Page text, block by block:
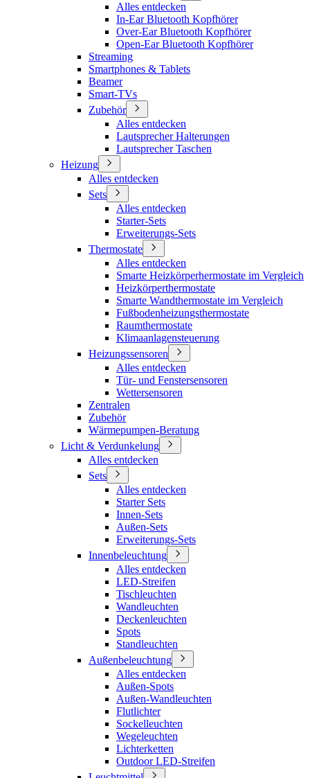
Alles entdecken
In-Ear Bluetooth Kopfhörer
Over-Ear Bluetooth Kopfhörer
Open-Ear Bluetooth Kopfhörer
Streaming
Smartphones & Tablets
Beamer
Smart-TVs
Zubehör
Alles entdecken
Lautsprecher Halterungen
Lautsprecher Taschen
Heizung
Alles entdecken
Sets
Alles entdecken
Starter-Sets
Erweiterungs-Sets
Thermostate
Alles entdecken
Smarte Heizkörperhermostate im Vergleich
Heizkörperthermostate
Smarte Wandthermostate im Vergleich
Fußbodenheizungsthermostate
Raumthermostate
Klimaanlagensteuerung
Heizungssensoren
Alles entdecken
Tür- und Fenstersensoren
Wettersensoren
Zentralen
Zubehör
Wärmepumpen-Beratung
Licht & Verdunkelung
Alles entdecken
Sets
Alles entdecken
Starter Sets
Innen-Sets
Außen-Sets
Erweiterungs-Sets
Innenbeleuchtung
Alles entdecken
LED-Streifen
Tischleuchten
Wandleuchten
Deckenleuchten
Spots
Standleuchten
Außenbeleuchtung
Alles entdecken
Außen-Spots
Außen-Wandleuchten
Flutlichter
Sockelleuchten
Wegeleuchten
Lichterketten
Outdoor LED-Streifen